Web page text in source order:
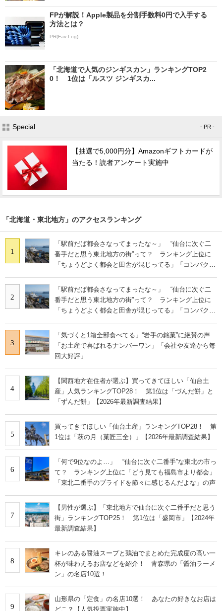
FPが解説！Apple製品を分割手数料0円で入手する
方法とは？
PR(Fav-Log)
「北海道で人気のジンギスカン」ランキングTOP2
0！ 1位は「ルスツ ジンギスカ...
Special - PR -
【抽選で5,000円分】Amazonギフトカードが
当たる！読者アンケート実施中
「北海道・東北地方」のアクセスランキング
1
「駅前だば都会さなってまったな～」 “仙台に次ぐ二
番手だと思う東北地方の街”って？ ランキング上位に
「ちょうどよく都会と田舎が混じってる」「コンパクト
2
「駅前だば都会さなってまったな～」 “仙台に次ぐ二
番手だと思う東北地方の街”って？ ランキング上位に
「ちょうどよく都会と田舎が混じってる」「コンパクト
3
「気づくと1箱全部食べてる」“岩手の銘菓”に絶賛の声
「お土産で喜ばれるナンバーワン」「会社や友達から毎
回大好評」
4
【関西地方在住者が選ぶ】買ってきてほしい「仙台土
産」人気ランキングTOP28！ 第1位は「づんだ餅」と
「ずんだ餅」【2026年最新調査結果】
5
買ってきてほしい「仙台土産」ランキングTOP28！ 第
1位は「萩の月（菓匠三全）」【2026年最新調査結果】
6
「何で9位なのよ…」 “仙台に次ぐ二番手”な東北の市っ
て？ ランキング上位に「どう見ても福島市より都会」
「東北二番手のプライドを節々に感じるんだよな」の声
7
【男性が選ぶ】「東北地方で仙台に次ぐ二番手だと思う
街」ランキングTOP25！ 第1位は「盛岡市」【2024年
最新調査結果】
8
キレのある醤油スープと鶏油でまとめた完成度の高い一
杯が味わえるお店などを紹介！ 青森県の「醤油ラーメ
ン」の名店10選！
9
山形県の「定食」の名店10選！ あなたの好きなお店は
どこ？【人気投票実施中】